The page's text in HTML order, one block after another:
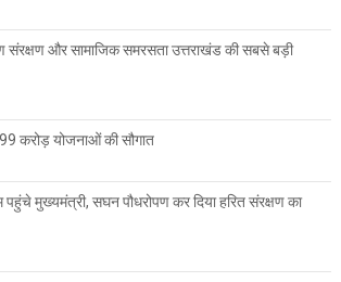
संरक्षण और सामाजिक समरसता उत्तराखंड की सबसे बड़ी
करोड़ योजनाओं की सौगात
पहुंचे मुख्यमंत्री, सघन पौधरोपण कर दिया हरित संरक्षण का